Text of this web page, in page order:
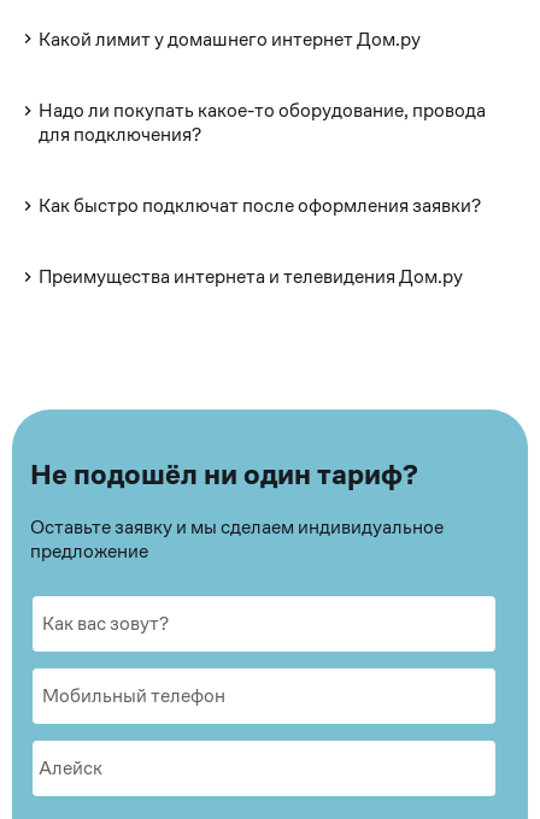
Какой лимит у домашнего интернет Дом.ру
Надо ли покупать какое-то оборудование, провода
для подключения?
Как быстро подключат после оформления заявки?
Преимущества интернета и телевидения Дом.ру
Не подошёл ни один тариф?
Оставьте заявку и мы сделаем индивидуальное
предложение